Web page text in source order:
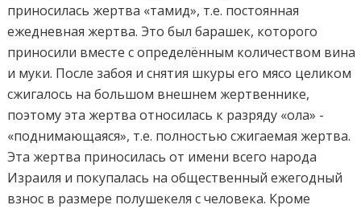
приносилась жертва «тамид», т.е. постоянная
ежедневная жертва. Это был барашек, которого
приносили вместе с определённым количеством вина
и муки. После забоя и снятия шкуры его мясо целиком
сжигалось на большом внешнем жертвеннике,
поэтому эта жертва относилась к разряду «ола» -
«поднимающаяся», т.е. полностью сжигаемая жертва.
Эта жертва приносилась от имени всего народа
Израиля и покупалась на общественный ежегодный
взнос в размере полушекеля с человека. Кроме